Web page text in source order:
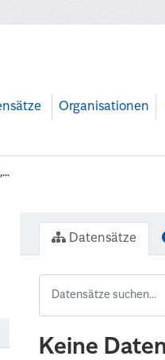
Organisationen
Datensätze
Keine